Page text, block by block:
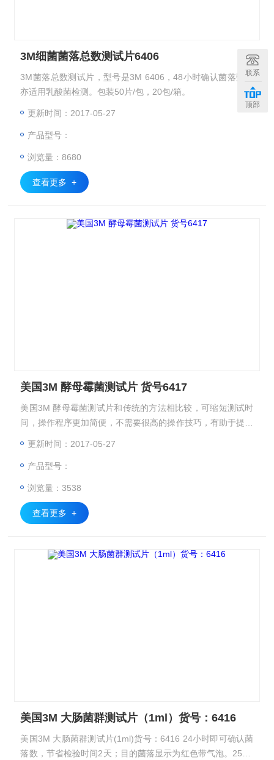
3M细菌菌落总数测试片6406
3M菌落总数测试片，型号是3M 6406，48小时确认菌落数，
亦适用乳酸菌检测。包装50片/包，20包/箱。
更新时间：2017-05-27
产品型号：
浏览量：8680
查看更多 +
美国3M 酵母霉菌测试片 货号6417
美国3M 酵母霉菌测试片和传统的方法相比较，可缩短测试时
间，操作程序更加简便，不需要很高的操作技巧，有助于提高
更新时间：2017-05-27
产品型号：
浏览量：3538
查看更多 +
美国3M 大肠菌群测试片（1ml）货号：6416
美国3M 大肠菌群测试片(1ml)货号：6416 24小时即可确认菌
落数，节省检验时间2天；目的菌落显示为红色带气泡。25片/
联系
顶部